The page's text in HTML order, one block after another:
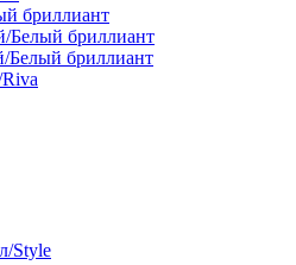
бриллиант
Белый бриллиант
Белый бриллиант
Style